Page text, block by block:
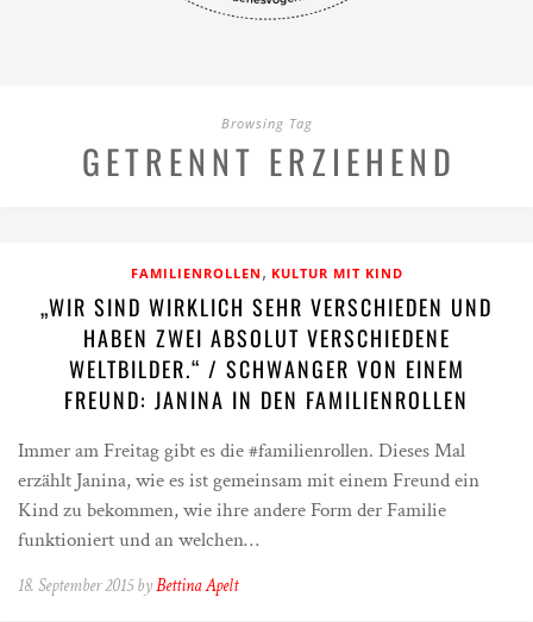
Browsing Tag
GETRENNT ERZIEHEND
FAMILIENROLLEN , KULTUR MIT KIND
„WIR SIND WIRKLICH SEHR VERSCHIEDEN UND
HABEN ZWEI ABSOLUT VERSCHIEDENE
WELTBILDER.“ / SCHWANGER VON EINEM
FREUND: JANINA IN DEN FAMILIENROLLEN
Immer am Freitag gibt es die #familienrollen. Dieses Mal
erzählt Janina, wie es ist gemeinsam mit einem Freund ein
Kind zu bekommen, wie ihre andere Form der Familie
funktioniert und an welchen…
18. September 2015 byBettina Apelt